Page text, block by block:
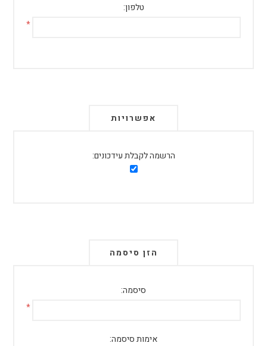
טלפון:
*
אפשרויות
הרשמה לקבלת עידכונים:
הזן סיסמה
סיסמה:
*
אימות סיסמה: